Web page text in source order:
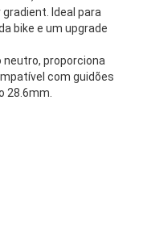
Ideal para
bike e um upgrade
proporciona
com guidões
28.6mm.